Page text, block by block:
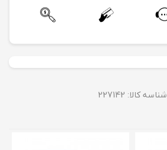
شناسه کالا: 227142